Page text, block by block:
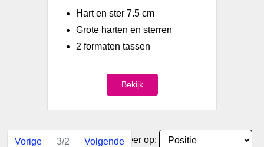
Hart en ster 7.5 cm
Grote harten en sterren
2 formaten tassen
Bekijk
Sorteer op:
Vorige 3/2 Volgende